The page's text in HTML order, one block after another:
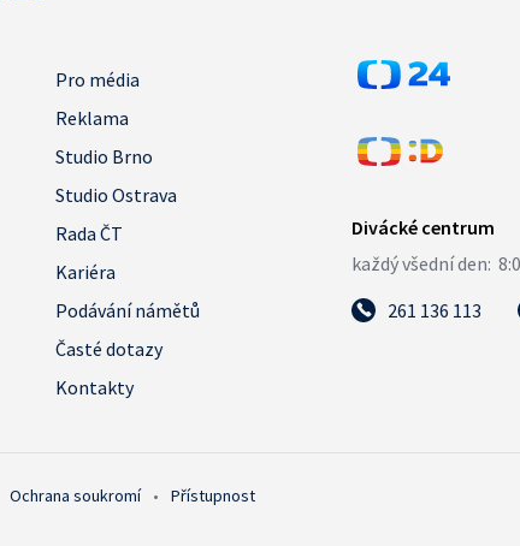
Pro média
Reklama
Studio Brno
Studio Ostrava
Rada ČT
Kariéra
Podávání námětů
Časté dotazy
Kontakty
261 136 113
Ochrana soukromí • Přístupnost